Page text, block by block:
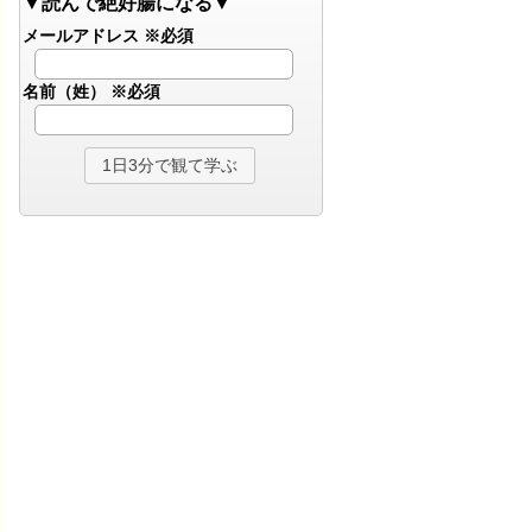
メールアドレス ※必須
名前（姓） ※必須